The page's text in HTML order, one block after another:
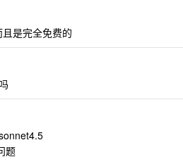
是完全免费的
题